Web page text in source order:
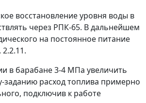
восстановление уровня воды в
через РПК-65. В дальнейшем
на постоянное питание
2.2.11.
в барабане 3-4 МПа увеличить
заданию расход топлива примерно
подключив к работе